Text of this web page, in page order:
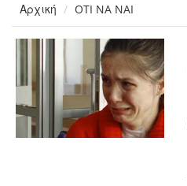
Αρχική OTI NA NAI